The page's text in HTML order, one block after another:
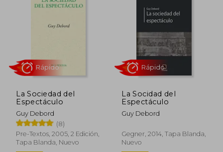
La Sociedad del
Espectáculo
Guy Debord
(8)
Pre-Textos, 2005, 2 Edición,
Tapa Blanda, Nuevo
Rápido
La Socidad del
Espectáculo
Guy Debord
Gegner, 2014, Tapa Blanda,
Nuevo